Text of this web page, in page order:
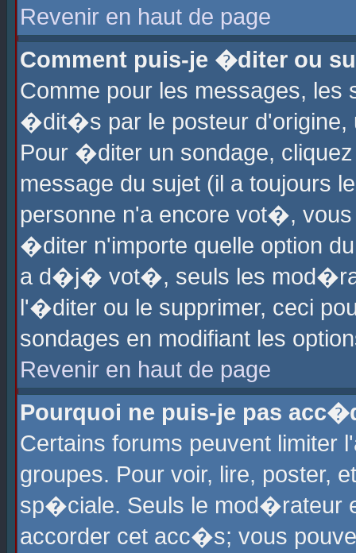
Revenir en haut de page
Comment puis-je �diter ou
Comme pour les messages,
�dit�s par le posteur d'origine,
Pour �diter un sondage,
message du sujet (il a toujours
personne n'a encore vot�,
�diter n'importe quelle option
a d�j� vot�, seuls les
l'�diter ou le supprimer, ceci
sondages en modifiant les
Revenir en haut de page
Pourquoi ne puis-je pas
Certains forums peuvent
groupes. Pour voir, lire, poster,
sp�ciale. Seuls le mod�rateur
accorder cet acc�s; vous